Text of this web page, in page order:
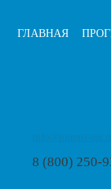
ГЛАВНАЯ
8 (800) 250-